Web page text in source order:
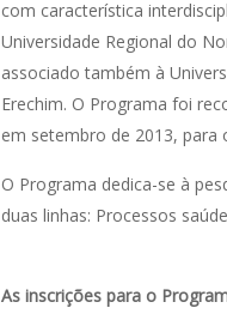
com característica
Universidade Regional do
associado também à
Erechim. O Programa foi
em setembro de 2013, para
O Programa dedica-se à
duas linhas: Processos
As inscrições para o